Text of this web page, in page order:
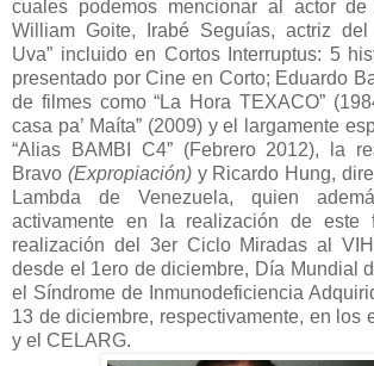
cuales podemos mencionar al actor
William Goite, Irabé Seguías, actriz del
Uva” incluido en Cortos Interruptus: 5
presentado por Cine en Corto; Eduardo
de filmes como “La Hora TEXACO”
casa pa’ Maíta” (2009) y el largamente
“Alias BAMBI C4” (Febrero 2012), la
Bravo (Expropiación)y Ricardo Hung,
Lambda de Venezuela, quien
activamente en la realización de este
realización del 3er Ciclo Miradas al
desde el 1ero de diciembre, Día Mundial
el Síndrome de Inmunodeficiencia
13 de diciembre, respectivamente, en los
y el CELARG.